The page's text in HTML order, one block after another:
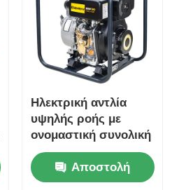
Ηλεκτρική αντλία
υψηλής ροής με
ονομαστική συνολική
μανομετρική πίεση
16m σχεδιασμένη για
την ενίσχυση της
Αποστολή